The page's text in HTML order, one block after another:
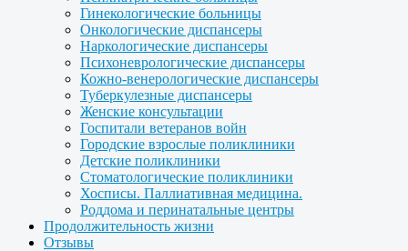
Гинекологические больницы
Онкологические диспансеры
Наркологические диспансеры
Психоневрологические диспансеры
Кожно-венерологические диспансеры
Туберкулезные диспансеры
Женские консультации
Госпитали ветеранов войн
Городские взрослые поликлиники
Детские поликлиники
Стоматологические поликлиники
Хосписы. Паллиативная медицина.
Роддома и перинатальные центры
Продолжительность жизни
Отзывы